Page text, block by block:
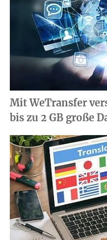
Mit WeTransfer
bis zu 2 GB große